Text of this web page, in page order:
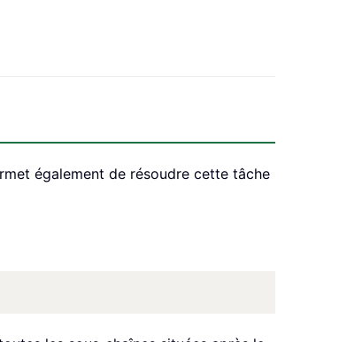
également de résoudre cette tâche